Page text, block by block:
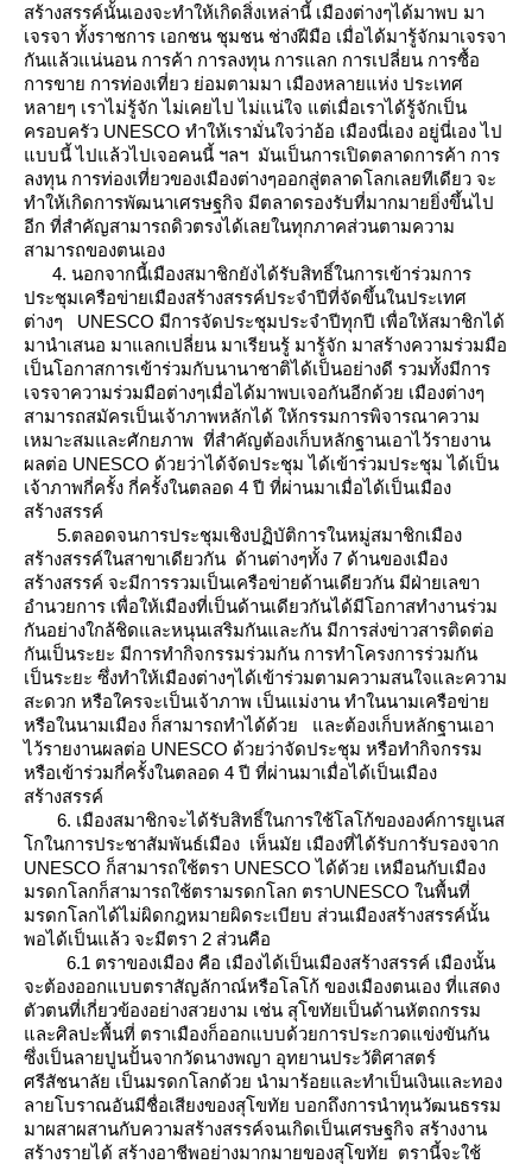
สร้างสรรค์นั้นเองจะทำให้เกิดสิ่งเหล่านี้ เมืองต่างๆได้มาพบ มา
เจรจา ทั้งราชการ เอกชน ชุมชน ช่างฝีมือ เมื่อได้มารู้จักมาเจรจา
กันแล้วแน่นอน การค้า การลงทุน การแลก การเปลี่ยน การซื้อ
การขาย การท่องเที่ยว ย่อมตามมา เมืองหลายแห่ง ประเทศ
หลายๆ เราไม่รู้จัก ไม่เคยไป ไม่แน่ใจ แต่เมื่อเราได้รู้จักเป็น
ครอบครัว UNESCO ทำให้เรามั่นใจว่าอ้อ เมืองนี่เอง อยู่นี่เอง ไป
บบนี้ ไปแล้วไปเจอคนนี้ ฯลฯ มันเป็นการเปิดตลาดการค้า การ
ลงทุน การท่องเที่ยวของเมืองต่างๆออกสู่ตลาดโลกเลยทีเดียว จะ
ทำให้เกิดการพัฒนาเศรษฐกิจ มีตลาดรองรับที่มากมายยิ่งขึ้นไป
อีก ที่สำคัญสามารถดิวตรงได้เลยในทุกภาคส่วนตามความ
สามารถของตนเอง
4. นอกจากนี้เมืองสมาชิกยังได้รับสิทธิ์ในการเข้าร่วมการ
ประชุมเครือข่ายเมืองสร้างสรรค์ประจำปีที่จัดขึ้นในประเทศ
ต่างๆ UNESCO มีการจัดประชุมประจำปีทุกปี เพื่อให้สมาชิกได้
มานำเสนอ มาแลกเปลี่ยน มาเรียนรู้ มารู้จัก มาสร้างความร่วมมือ
เป็นโอกาสการเข้าร่วมกับนานาชาติได้เป็นอย่างดี รวมทั้งมีการ
เจรจาความร่วมมือต่างๆเมื่อได้มาพบเจอกันอีกด้วย เมืองต่างๆ
สามารถสมัครเป็นเจ้าภาพหลักได้ ให้กรรมการพิจารณาความ
เหมาะสมและศักยภาพ ที่สำคัญต้องเก็บหลักฐานเอาไว้รายงาน
ผลต่อ UNESCO ด้วยว่าได้จัดประชุม ได้เข้าร่วมประชุม ได้เป็น
เจ้าภาพกี่ครั้ง กี่ครั้งในตลอด 4 ปี ที่ผ่านมาเมื่อได้เป็นเมือง
สร้างสรรค์
5.ตลอดจนการประชุมเชิงปฏิบัติการในหมู่สมาชิกเมือง
สร้างสรรค์ในสาขาเดียวกัน ด้านต่างๆทั้ง 7 ด้านของเมือง
สร้างสรรค์ จะมีการรวมเป็นเครือข่ายด้านเดียวกัน มีฝ่ายเลขา
อำนวยการ เพื่อให้เมืองที่เป็นด้านเดียวกันได้มีโอกาสทำงานร่วม
กันอย่างใกล้ชิดและหนุนเสริมกันและกัน มีการส่งข่าวสารติดต่อ
กันเป็นระยะ มีการทำกิจกรรมร่วมกัน การทำโครงการร่วมกัน
เป็นระยะ ซึ่งทำให้เมืองต่างๆได้เข้าร่วมตามความสนใจและความ
สะดวก หรือใครจะเป็นเจ้าภาพ เป็นแม่งาน ทำในนามเครือข่า
หรือในนามเมือง ก็สามารถทำได้ด้วย และต้องเก็บหลักฐานเอา
ไว้รายงานผลต่อ UNESCO ด้วยว่าจัดประชุม หรือทำกิจกรรม
หรือเข้าร่วมกี่ครั้งในตลอด 4 ปี ที่ผ่านมาเมื่อได้เป็นเมือง
สร้างสรรค์
6. เมืองสมาชิกจะได้รับสิทธิ์ในการใช้โลโก้ขององค์การยูเนส
กในการประชาสัมพันธ์เมือง เห็นมัย เมืองที่ได้รับการับรองจาก
UNESCO ก็สามารถใช้ตรา UNESCO ได้ด้วย เหมือนกับเมือง
มรดกโลกก็สามารถใช้ตรามรดกโลก ตราUNESCO ในพื้นที่
มรดกโลกได้ไม่ผิดกฎหมายผิดระเบียบ ส่วนเมืองสร้างสรรค์นั้น
พอได้เป็นแล้ว จะมีตรา 2 ส่วนคือ
6.1 ตราของเมือง คือ เมืองได้เป็นเมืองสร้างสรรค์ เมืองนั้น
จะต้องออกแบบตราสัญลักาณ์หรือโลโก้ ของเมืองตนเอง ที่แสดง
ตัวตนที่เกี่ยวข้องอย่างสวยงาม เช่น สุโขทัยเป็นด้านหัตถกรรม
ละศิลปะพื้นที่ ตราเมืองก็ออกแบบด้วยการประกวดแข่งขันกัน
ซึ่งเป็นลายปูนปั้นจากวัดนางพญา อุทยานประวัติศาสตร์
ศรีสัชนาลัย เป็นมรดกโลกด้วย นำมาร้อยและทำเป็นเงินและทอง
ลายโบราณอันมีชื่อเสียงของสุโขทัย บอกถึงการนำทุนวัฒนธรรม
มาผสาผสานกับความสร้างสรรค์จนเกิดเป็นเศรษฐกิจ สร้างงาน
สร้างรายได้ สร้างอาชีพอย่างมากมายของสุโขทัย ตรานี้จะใช้